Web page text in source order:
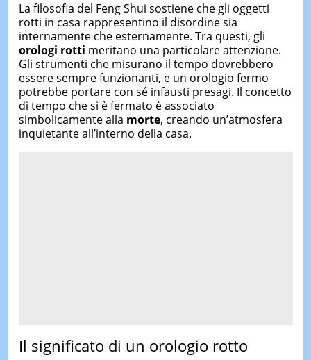
La filosofia del Feng Shui sostiene che gli oggetti
rotti in casa rappresentino il disordine sia
internamente che esternamente. Tra questi, gli
orologi rotti meritano una particolare attenzione.
Gli strumenti che misurano il tempo dovrebbero
essere sempre funzionanti, e un orologio fermo
potrebbe portare con sé infausti presagi. Il concetto
di tempo che si è fermato è associato
simbolicamente alla morte, creando un’atmosfera
inquietante all’interno della casa.
Il significato di un orologio rotto